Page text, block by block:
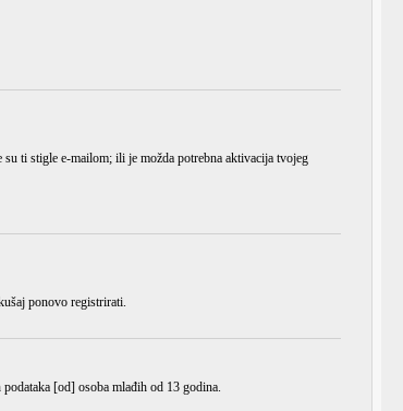
su ti stigle e-mailom; ili je možda potrebna aktivacija tvojeg
ponovo registrirati.
[od] osoba mlađih od 13 godina.